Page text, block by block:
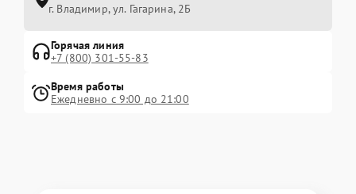
г. Владимир, ул. Гагарина, 2Б
Горячая линия
+7 (800) 301-55-83
Время работы
Ежедневно с 9:00 до 21:00